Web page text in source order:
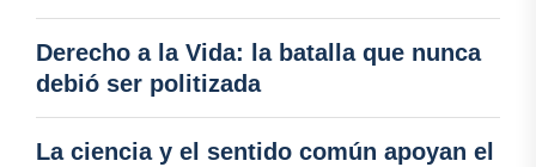
Derecho a la Vida: la batalla que nunca
debió ser politizada
La ciencia y el sentido común apoyan el